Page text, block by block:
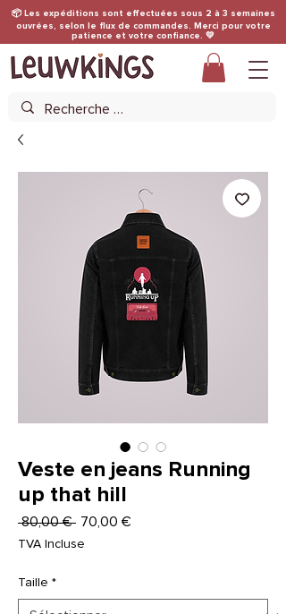
📦 Les expéditions sont effectuées sous 2 à 3 semaines
ouvrées, selon le flux de commandes. Merci pour votre
patience et votre confiance. 💛
Veste en jeans Running
up that hill
80,00 € Prix
70,00 €
TVA Incluse
Taille *